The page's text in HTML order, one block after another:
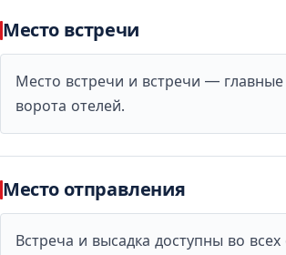
Полезные Советы для
Поездки
Небольшая подготовка сделает
приятным.
Практические Рекомендации
— Забронируйте билеты на паром
особенно в летний сезон
Место встречи
Место встречи и встречи —
ворота отелей.
Место отправления
Встреча и высадка доступны во всех